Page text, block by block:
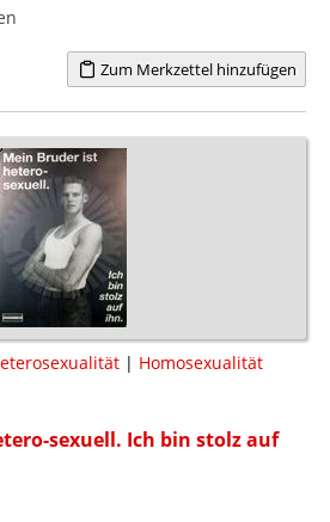
Zum Merkzettel hinzufügen
| Homosexualität
sexuell. Ich bin stolz auf